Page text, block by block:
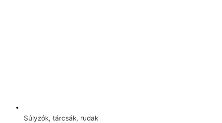
Súlyzók, tárcsák, rudak